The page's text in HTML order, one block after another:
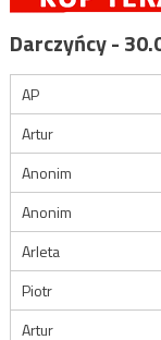
Darczyńcy -
AP
Artur
Anonim
Anonim
Arleta
Piotr
Artur